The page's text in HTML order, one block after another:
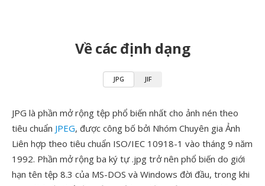
Về các định dạng
JPG JIF
JPG là phần mở rộng tệp phổ biến nhất cho ảnh nén theo
tiêu chuẩn JPEG, được công bố bởi Nhóm Chuyên gia Ảnh
Liên hợp theo tiêu chuẩn ISO/IEC 10918-1 vào tháng 9 năm
1992. Phần mở rộng ba ký tự .jpg trở nên phổ biến do giới
hạn tên tệp 8.3 của MS-DOS và Windows đời đầu, trong khi